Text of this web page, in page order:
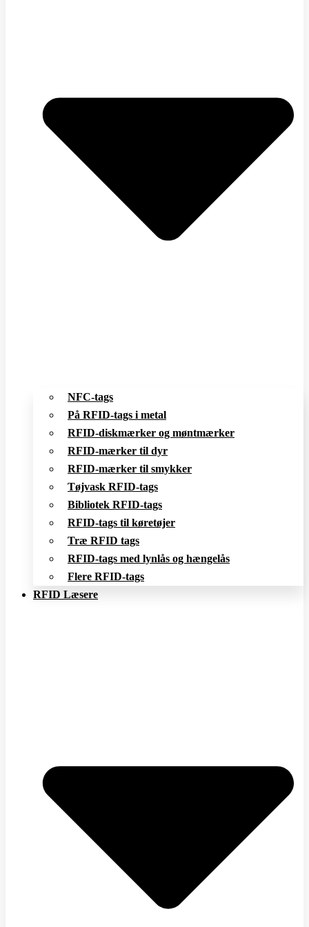
NFC-tags
På RFID-tags i metal
RFID-diskmærker og møntmærker
RFID-mærker til dyr
RFID-mærker til smykker
Tøjvask RFID-tags
Bibliotek RFID-tags
RFID-tags til køretøjer
Træ RFID tags
RFID-tags med lynlås og hængelås
Flere RFID-tags
RFID Læsere